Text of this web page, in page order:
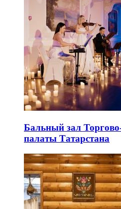
Бальный зал
палаты Татарстана